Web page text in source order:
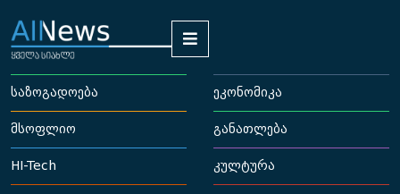
საზოგადოება ეკონომიკა
მსოფლიო განათლება
HI-Tech კულტურა